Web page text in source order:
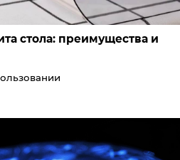
стола: преимущества и